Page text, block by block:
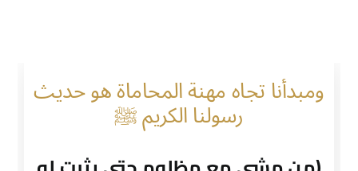
ومبدأنا تجاه مهنة المحاماة هو حديث
رسولنا الكريم ﷺ